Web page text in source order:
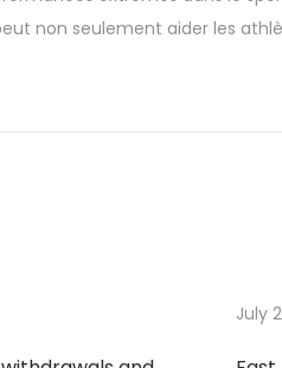
non seulement aider les
July